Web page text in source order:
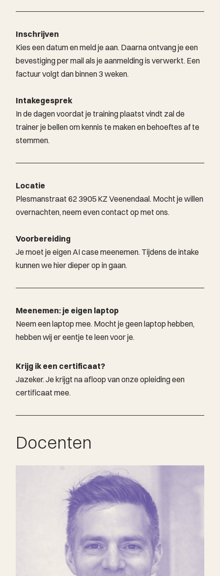
Inschrijven
Kies een datum en meld je aan. Daarna ontvang je een
bevestiging per mail als je aanmelding is verwerkt. Een
factuur volgt dan binnen 3 weken.
Intakegesprek
In de dagen voordat je training plaatst vindt zal de
trainer je bellen om kennis te maken en behoeftes af te
stemmen.
Locatie
Plesmanstraat 62 3905 KZ Veenendaal. Mocht je willen
overnachten, neem even contact op met ons.
Voorbereiding
Je moet je eigen AI case meenemen. Tijdens de intake
kunnen we hier dieper op in gaan.
Meenemen: je eigen laptop
Neem een laptop mee. Mocht je geen laptop hebben,
hebben wij er eentje te leen voor je.
Krijg ik een certificaat?
Jazeker. Je krijgt na afloop van onze opleiding een
certificaat mee.
Docenten